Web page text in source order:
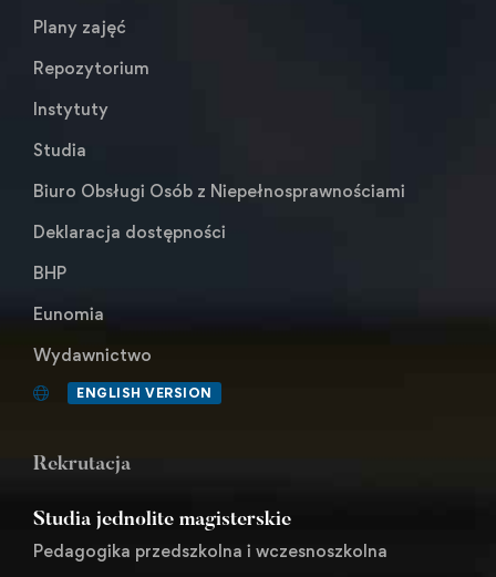
Plany zajęć
Repozytorium
Instytuty
Studia
Biuro Obsługi Osób z Niepełnosprawnościami
Deklaracja dostępności
BHP
Eunomia
Wydawnictwo
ENGLISH VERSION
Rekrutacja
Studia jednolite magisterskie
Pedagogika przedszkolna i wczesnoszkolna